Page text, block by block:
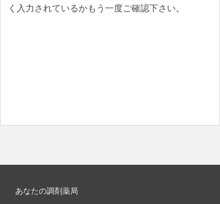
く入力されているかもう一度ご確認下さい。
あなたの調剤薬局